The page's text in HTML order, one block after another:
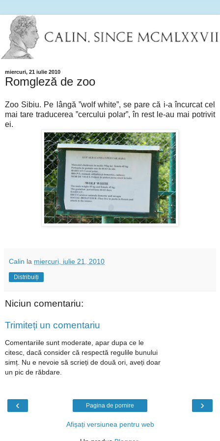
miercuri, 21 iulie 2010
Romgleză de zoo
Zoo Sibiu. Pe lângă ”wolf white”, se pare că i-a încurcat cel
mai tare traducerea ”cercului polar”, în rest le-au mai potrivit
ei.
Calin la miercuri, iulie 21, 2010
Distribuiți
Niciun comentariu:
Trimiteți un comentariu
Comentariile sunt moderate, apar dupa ce le
citesc, dacă consider că respectă regulile bunului
simț. Nu e nevoie să scrieți de două ori, aveți doar
un pic de răbdare.
‹ ›
Pagina de pornire
Afișați versiunea pentru web